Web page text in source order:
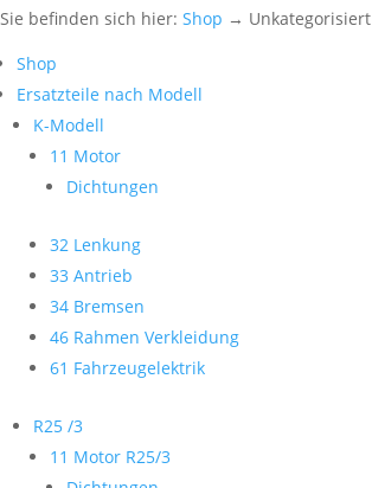
Sie befinden sich hier: Shop → Unkategorisiert
Shop
Ersatzteile nach Modell
K-Modell
11 Motor
Dichtungen
32 Lenkung
33 Antrieb
34 Bremsen
46 Rahmen Verkleidung
61 Fahrzeugelektrik
R25 /3
11 Motor R25/3